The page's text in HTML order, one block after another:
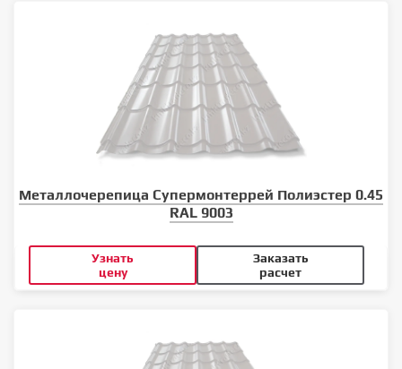
Металлочерепица Супермонтеррей Полиэстер 0.45
RAL 9003
Узнать
цену
Заказать
расчет